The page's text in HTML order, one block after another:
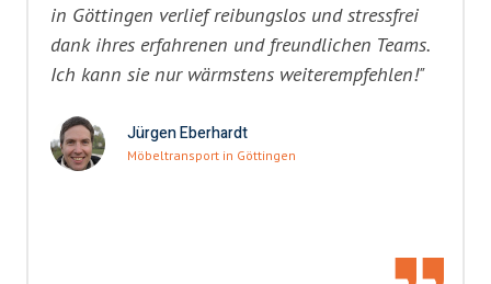
in Göttingen verlief reibungslos und stressfrei
dank ihres erfahrenen und freundlichen Teams.
Ich kann sie nur wärmstens weiterempfehlen!"
Jürgen Eberhardt
Möbeltransport in Göttingen